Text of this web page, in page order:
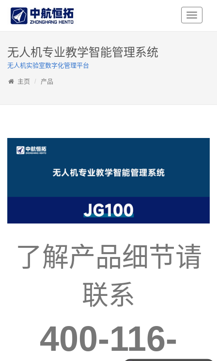
Toggle
无人机专业教学智能管理系统
无人机实验室数字化管理平台
主页 产品
了解产品细节请
联系
400-116-